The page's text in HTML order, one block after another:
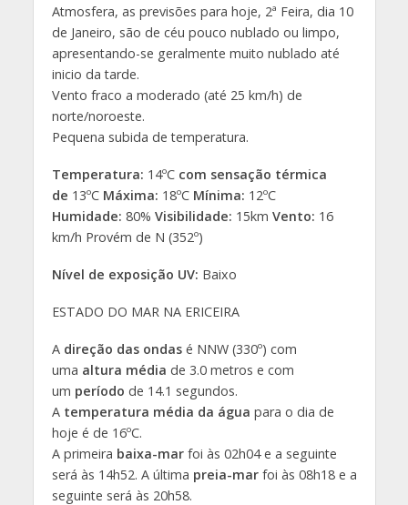
Atmosfera, as previsões para hoje, 2ª Feira, dia 10
de Janeiro, são de céu pouco nublado ou limpo,
apresentando-se geralmente muito nublado até
inicio da tarde.
Vento fraco a moderado (até 25 km/h) de
norte/noroeste.
Pequena subida de temperatura.
Temperatura: 14ºC com sensação térmica
de 13ºCMáxima: 18ºC Mínima: 12ºC
Humidade: 80% Visibilidade: 15km Vento: 16
km/h Provém de N (352º)
Nível de exposição UV: Baixo
ESTADO DO MAR NA ERICEIRA
A direção das ondasé NNW (330º) com
uma altura média de 3.0 metros e com
um período de 14.1 segundos.
Atemperatura média da água para o dia de
hoje é de 16ºC.
A primeira baixa-marfoi às 02h04 e a seguinte
será às 14h52. A última preia-marfoi às 08h18 e a
seguinte será às 20h58.